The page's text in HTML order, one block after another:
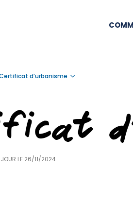
d’urbanisme
LE 26/11/2024